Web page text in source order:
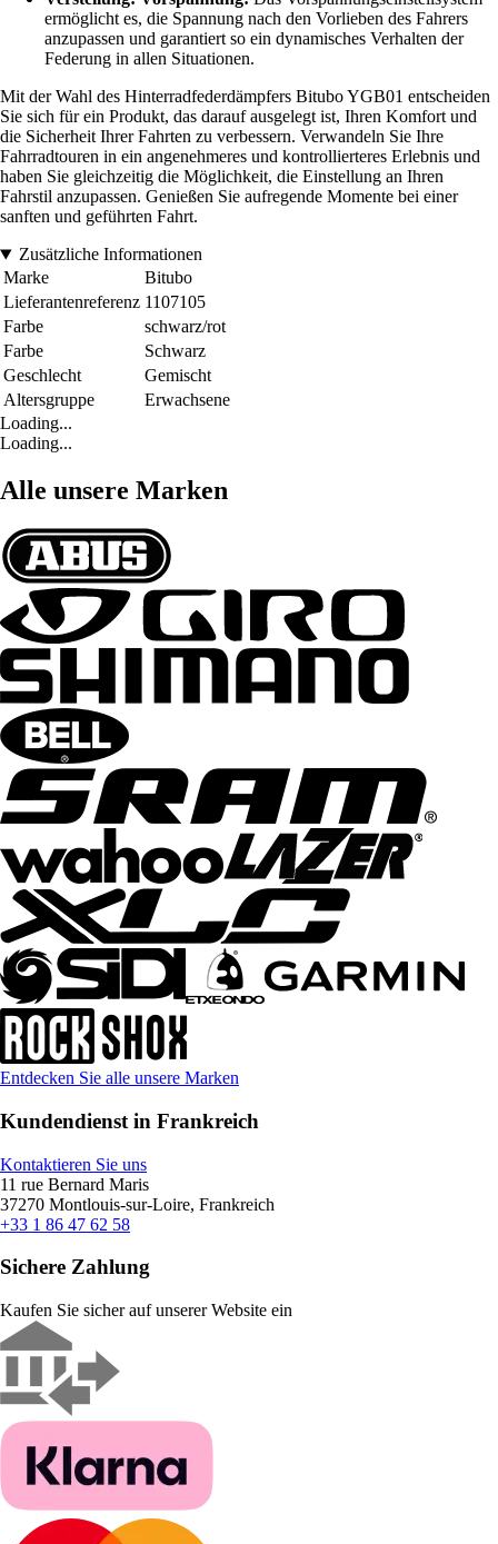
ermöglicht es, die Spannung nach den Vorlieben des Fahrers
anzupassen und garantiert so ein dynamisches Verhalten der
Federung in allen Situationen.
Mit der Wahl des Hinterradfederdämpfers Bitubo YGB01 entscheiden
Sie sich für ein Produkt, das darauf ausgelegt ist, Ihren Komfort und
die Sicherheit Ihrer Fahrten zu verbessern. Verwandeln Sie Ihre
Fahrradtouren in ein angenehmeres und kontrollierteres Erlebnis und
haben Sie gleichzeitig die Möglichkeit, die Einstellung an Ihren
Fahrstil anzupassen. Genießen Sie aufregende Momente bei einer
sanften und geführten Fahrt.
Zusätzliche Informationen
Marke
Bitubo
Lieferantenreferenz 1107105
Farbe
schwarz/rot
Farbe
Schwarz
Geschlecht
Gemischt
Altersgruppe
Erwachsene
Loading...
Loading...
Alle unsere Marken
Entdecken Sie alle unsere Marken
Kundendienst in Frankreich
Kontaktieren Sie uns
11 rue Bernard Maris
37270 Montlouis-sur-Loire, Frankreich
+33 1 86 47 62 58
Sichere Zahlung
Kaufen Sie sicher auf unserer Website ein